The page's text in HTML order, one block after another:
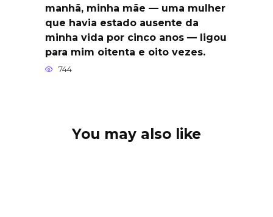
manhã, minha mãe — uma mulher
que havia estado ausente da
minha vida por cinco anos — ligou
para mim oitenta e oito vezes.
744
You may also like